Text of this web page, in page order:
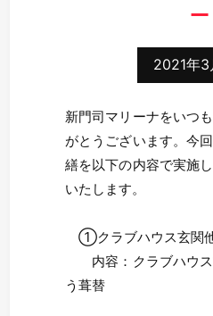
2021年3
新門司マリーナをいつ
がとうございます。今
繕を以下の内容で実施
いたします。
①クラブハウス玄関
内容：クラブハウス
う葺替